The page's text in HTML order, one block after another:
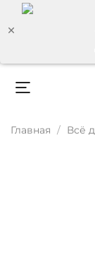
Главная Всё